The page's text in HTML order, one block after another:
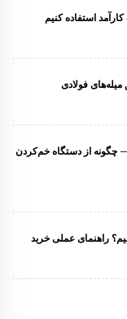
استفاده کنیم
فولادی
— چگونه از دستگاه خم‌کردن
راهنمای عملی خرید